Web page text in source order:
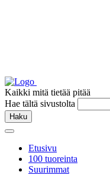
Kaikki mitä tietää pitää
Hae tältä sivustolta
Haku
Etusivu
100 tuoreinta
Suurimmat